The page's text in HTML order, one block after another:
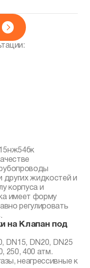
других жидкостей и
корпуса и
имеет форму
регулировать
на Клапан под
DN15, DN20, DN25
250, 400 атм.
неагрессивные к